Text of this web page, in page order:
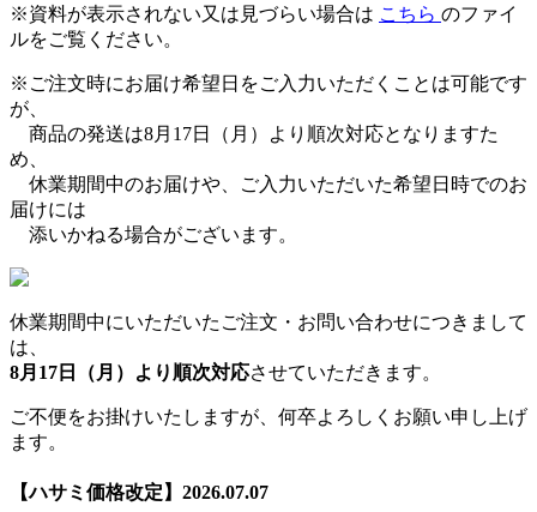
※資料が表示されない又は見づらい場合は こちら のファイ
ルをご覧ください。
※ご注文時にお届け希望日をご入力いただくことは可能です
が、
商品の発送は8月17日（月）より順次対応となりますた
め、
休業期間中のお届けや、ご入力いただいた希望日時でのお
届けには
添いかねる場合がございます。
休業期間中にいただいたご注文・お問い合わせにつきまして
は、
8月17日（月）より順次対応させていただきます。
ご不便をお掛けいたしますが、何卒よろしくお願い申し上げ
ます。
【ハサミ価格改定】2026.07.07